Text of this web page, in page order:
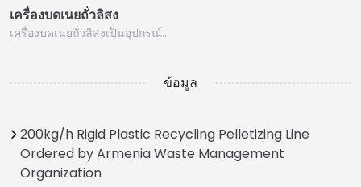
เครื่องบดเนยถั่วลิสง
เครื่องบดเนยถั่วลิสงเป็นอุปกรณ์…
ข้อมูล
200kg/h Rigid Plastic Recycling Pelletizing Line
Ordered by Armenia Waste Management
Organization